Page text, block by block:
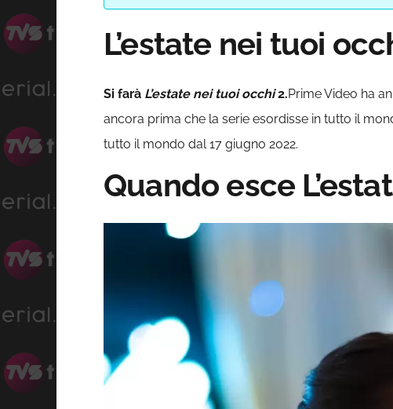
L’estate nei tuoi
Si farà L’estate nei tuoi occhi2.Prime Video ha
ancora prima che la serie esordisse in tutto il
tutto il mondo dal 17 giugno 2022.
Quando esce